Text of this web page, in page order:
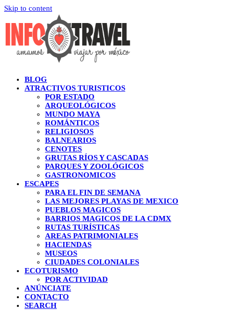
Skip to content
BLOG
ATRACTIVOS TURISTICOS
POR ESTADO
ARQUEOLÓGICOS
MUNDO MAYA
ROMÁNTICOS
RELIGIOSOS
BALNEARIOS
CENOTES
GRUTAS RÍOS Y CASCADAS
PARQUES Y ZOOLÓGICOS
GASTRONOMICOS
ESCAPES
PARA EL FIN DE SEMANA
LAS MEJORES PLAYAS DE MEXICO
PUEBLOS MAGICOS
BARRIOS MAGICOS DE LA CDMX
RUTAS TURÍSTICAS
AREAS PATRIMONIALES
HACIENDAS
MUSEOS
CIUDADES COLONIALES
ECOTURISMO
POR ACTIVIDAD
ANÚNCIATE
CONTACTO
SEARCH